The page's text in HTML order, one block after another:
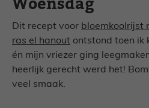
Dit recept voor bloemkoolrijst
ras el hanout ontstond toen ik
én mijn vriezer ging
heerlijk gerecht werd het!
veel smaak.